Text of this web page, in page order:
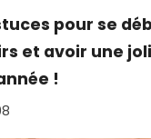
pour se
et avoir une
!